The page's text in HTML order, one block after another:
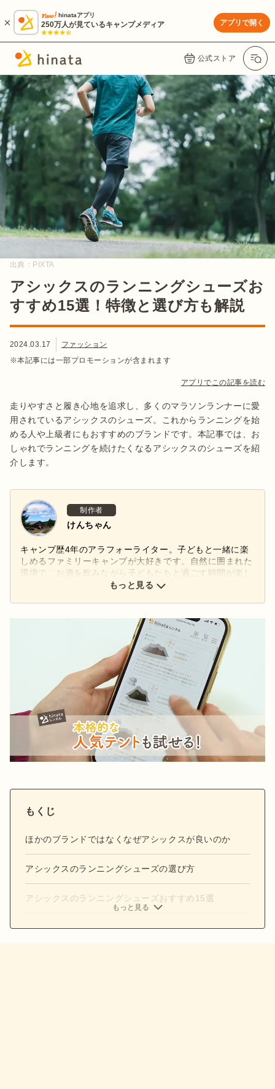
hinataアプリ
250万人が見ているキャンプメディア アプリで開く
公式ストア
出典： PIXTA
アシックスのランニングシューズお
すすめ15選！特徴と選び方も解説
2024.03.17
ファッション
※本記事には一部プロモーションが含まれます
アプリでこの記事を読む
走りやすさと履き心地を追求し、多くのマラソンランナーに愛
用されているアシックスのシューズ。これからランニングを始
める人や上級者にもおすすめのブランドです。本記事では、お
しゃれでランニングを続けたくなるアシックスのシューズを紹
介します。
制作者
けんちゃん
キャンプ歴4年のアラフォーライター。子どもと一緒に楽
しめるファミリーキャンプが大好きです。自然に囲まれた
環境で、お酒を飲みながら子どもたちと過ごす時間が楽し
み。ずっと座り続けると腰が痛くなるため、チェアには人
もっと見る
もくじ
ほかのブランドではなくなぜアシックスが良いのか
アシックスのランニングシューズの選び方
アシックスのランニングシューズおすすめ15選
もっと見る